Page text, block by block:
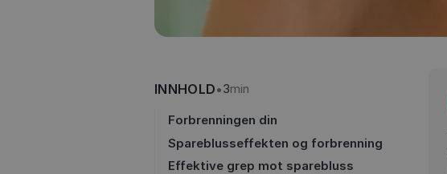
INNHOLD•3min
Forbrenningen din
Spareblusseffekten og forbrenning
Effektive grep mot sparebluss